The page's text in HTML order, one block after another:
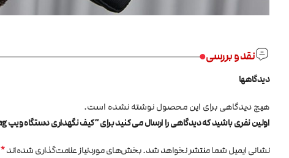
نقد و بررسی
دیدگاهها
هیچ دیدگاهی برای این محصول نوشته نشده است.
اولین نفری باشید که دیدگاهی را ارسال می کنید برای “کیف نگهداری دستگاه ویپ Vapesoon Army Bag مشکی”
نشانی ایمیل شما منتشر نخواهد شد.بخش‌های موردنیاز علامت‌گذاری شده‌اند*